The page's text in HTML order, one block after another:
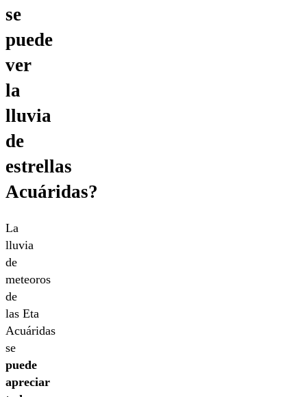
se
puede
ver
la
lluvia
de
estrellas
Acuáridas?
La
lluvia
de
meteoros
de
las Eta
Acuáridas
se
puede
apreciar